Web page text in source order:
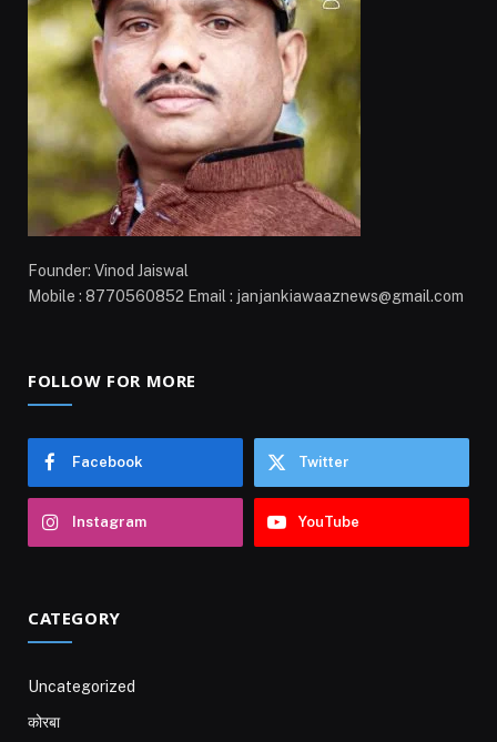
Founder: Vinod Jaiswal
Mobile : 8770560852 Email : janjankiawaaznews@gmail.com
FOLLOW FOR MORE
Facebook Twitter
Instagram YouTube
CATEGORY
Uncategorized
कोरबा